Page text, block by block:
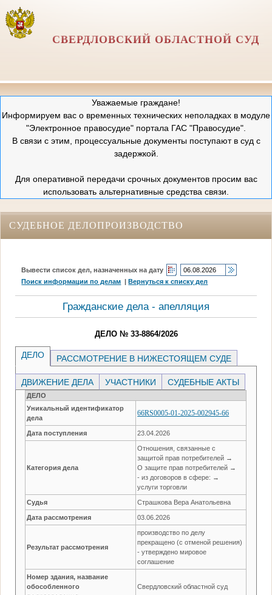
СВЕРДЛОВСКИЙ ОБЛАСТНОЙ СУД
Уважаемые граждане!
Информируем вас о временных технических неполадках в модуле
"Электронное правосудие" портала ГАС "Правосудие".
В связи с этим, процессуальные документы поступают в суд с
задержкой.
Для оперативной передачи срочных документов просим вас
использовать альтернативные средства связи.
СУДЕБНОЕ ДЕЛОПРОИЗВОДСТВО
Вывести список дел, назначенных на дату
Поиск информации по делам |Вернуться к списку дел
Гражданские дела - апелляция
ДЕЛО № 33-8864/2026
ДЕЛО РАССМОТРЕНИЕ В НИЖЕСТОЯЩЕМ СУДЕ
ДВИЖЕНИЕ ДЕЛА УЧАСТНИКИ СУДЕБНЫЕ АКТЫ
ДЕЛО
Уникальный идентификатор
дела
66RS0005-01-2025-002945-66
Дата поступления 23.04.2026
Категория дела
Отношения, связанные с
защитой прав потребителей →
О защите прав потребителей →
- из договоров в сфере: →
услуги торговли
Судья Страшкова Вера Анатольевна
Дата рассмотрения 03.06.2026
Результат рассмотрения
производство по делу
прекращено (с отменой решения)
- утверждено мировое
соглашение
Номер здания, название
обособленного
Свердловский областной суд